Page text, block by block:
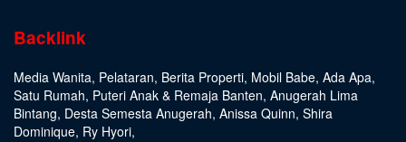
Backlink
Media Wanita, Pelataran, Berita Properti, Mobil Babe, Ada Apa,
Satu Rumah, Puteri Anak & Remaja Banten, Anugerah Lima
Bintang, Desta Semesta Anugerah, Anissa Quinn, Shira
Dominique, Ry Hyori,